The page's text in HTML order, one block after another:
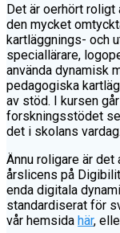
Det är oerhört roligt
den mycket
kartläggnings- och
speciallärare,
använda dynamisk
pedagogiska
av stöd. I kursen
forskningsstödet
det i skolans vardag.
Ännu roligare är
årslicens på
enda digitala
standardiserat för
vår hemsida här,